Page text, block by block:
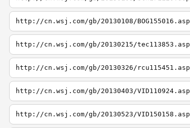
http://cn.wsj.com/gb/20130108/BOG155016.asp
http://cn.wsj.com/gb/20130215/tec113853.asp
http://cn.wsj.com/gb/20130326/rcu115451.asp
http://cn.wsj.com/gb/20130403/VID110924.asp
http://cn.wsj.com/gb/20130523/VID150158.asp